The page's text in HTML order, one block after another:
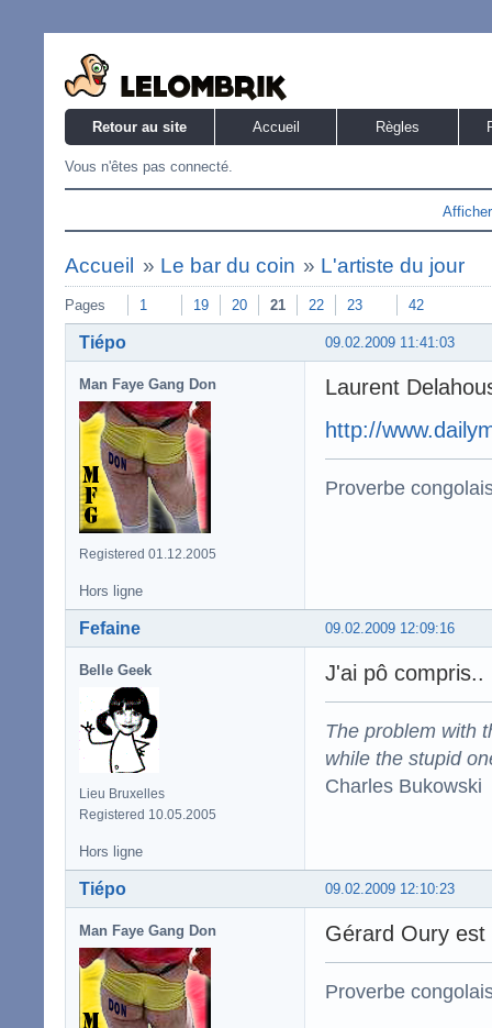
Retour au site Accueil Règles
Vous n'êtes pas connecté.
Accueil » Le bar du coin » L'artiste du jour
Pages 1 19 20 21 22 23 42
09.02.2009 11:41:03
Tiépo
Man Faye Gang Don
Registered 01.12.2005
Laurent
http://
Proverbe
Hors ligne
09.02.2009 12:09:16
Fefaine
Belle Geek
Lieu Bruxelles
Registered 10.05.2005
J'ai pô compris..
The problem with
while the stupid
Charles Bukowski
Hors ligne
09.02.2009 12:10:23
Tiépo
Man Faye Gang Don Gérard Oury
Proverbe